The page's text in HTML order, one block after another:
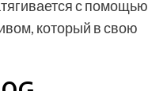
с помощью
который в свою